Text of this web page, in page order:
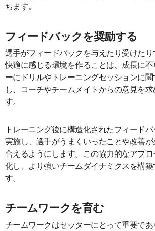
ちます。
フィードバックを奨励する
選手がフィードバックを与えたり受けた
快適に感じる環境を作ることは、成長に
ーにドリルやトレーニングセッションに
し、コーチやチームメイトからの意見を
す。
トレーニング後に構造化されたフィード
実施し、選手がうまくいったことや改善
合えるようにします。この協力的なアプ
化し、より強いチームダイナミクスを構
す。
チームワークを育む
チームワークはセッターにとって重要で